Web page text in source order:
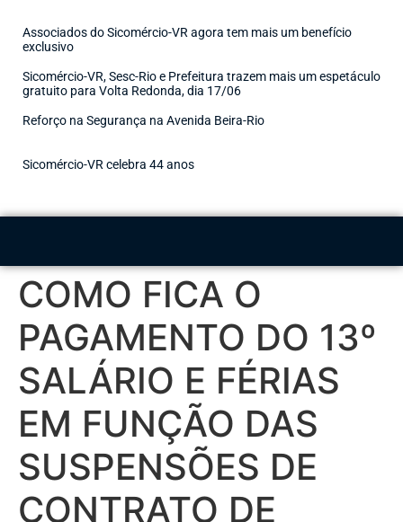
Associados do Sicomércio-VR agora tem mais um benefício
exclusivo
Sicomércio-VR, Sesc-Rio e Prefeitura trazem mais um espetáculo
gratuito para Volta Redonda, dia 17/06
Reforço na Segurança na Avenida Beira-Rio
Sicomércio-VR celebra 44 anos
COMO FICA O
PAGAMENTO DO 13º
SALÁRIO E FÉRIAS
EM FUNÇÃO DAS
SUSPENSÕES DE
CONTRATO DE